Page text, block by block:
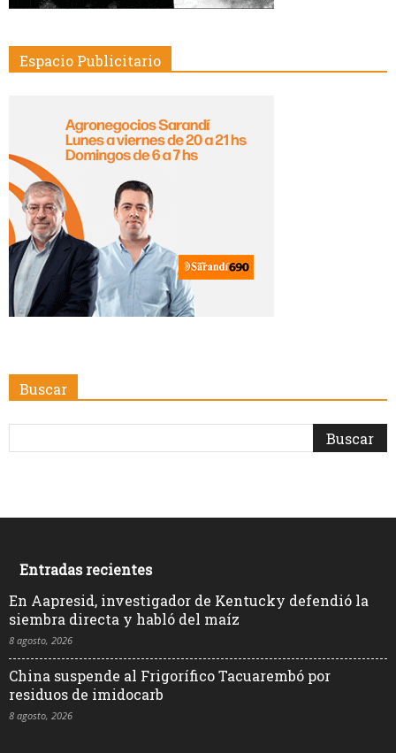
Espacio Publicitario
Buscar
Entradas recientes
En Aapresid, investigador de Kentucky defendió la
siembra directa y habló del maíz
8 agosto, 2026
China suspende al Frigorífico Tacuarembó por
residuos de imidocarb
8 agosto, 2026